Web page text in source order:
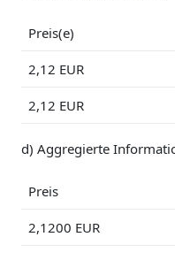
Preis(e)
2,12 EUR
2,12 EUR
d) Aggregierte
Preis
2,1200 EUR